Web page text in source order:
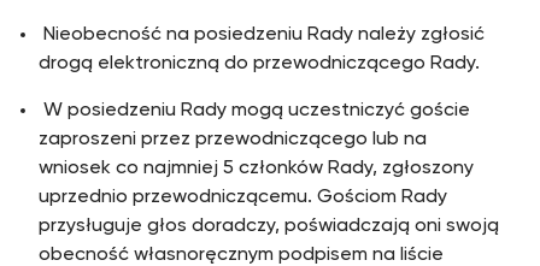
Nieobecność na posiedzeniu Rady należy zgłosić
drogą elektroniczną do przewodniczącego Rady.
W posiedzeniu Rady mogą uczestniczyć goście
zaproszeni przez przewodniczącego lub na
wniosek co najmniej 5 członków Rady, zgłoszony
uprzednio przewodniczącemu. Gościom Rady
przysługuje głos doradczy, poświadczają oni swoją
obecność własnoręcznym podpisem na liście